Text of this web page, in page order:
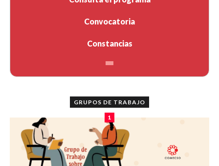
Convocatoria
Constancias
GRUPOS DE TRABAJO
1